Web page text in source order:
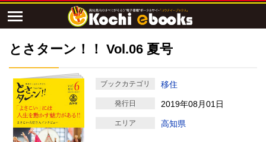
とさターン！！ Vol.06 夏号
ブックカテゴリ 移住
発行日 2019年08月01日
エリア 高知県